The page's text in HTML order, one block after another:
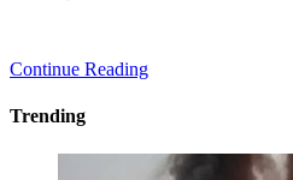
Continue Reading
Trending